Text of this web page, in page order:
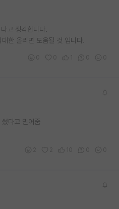
고 생각합니다.
한 올리면 도움될 것 입니다.
다고 믿어줌